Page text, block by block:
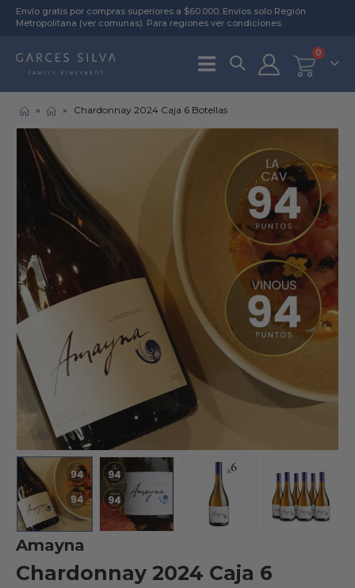
Envío gratis por compras superiores a $60.000. Envíos solo Región
Metropolitana (ver comunas). Para regiones ver condiciones.
0
» » Chardonnay 2024 Caja 6 Botellas
Amayna
Chardonnay 2024 Caja 6